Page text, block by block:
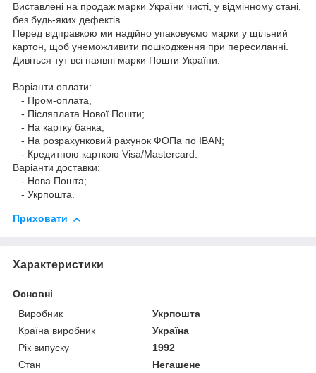
Виставлені на продаж марки України чисті, у відмінному стані,
без будь-яких дефектів.
Перед відправкою ми надійно упаковуємо марки у щільний
картон, щоб унеможливити пошкодження при пересиланні.
Дивіться тут всі наявні марки Пошти України.
Варіанти оплати:
- Пром-оплата,
- Післяплата Нової Пошти;
- На картку банка;
- На розрахунковий рахунок ФОПа по IBAN;
- Кредитною карткою Visa/Mastercard.
Варіанти доставки:
- Нова Пошта;
- Укрпошта.
Приховати
Характеристики
Основні
Виробник
Укрпошта
Країна виробник
Україна
Рік випуску
1992
Стан
Негашене